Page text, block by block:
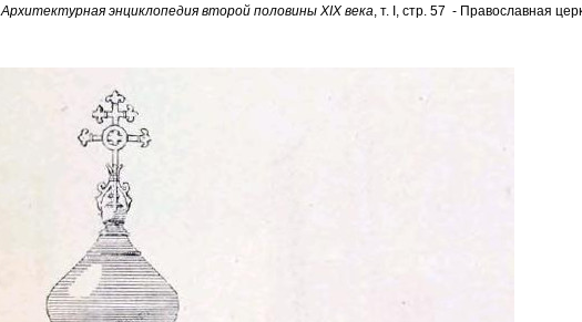
Архитектурная энциклопедия второй половины XIX века, т. I, стр. 57 - Православная